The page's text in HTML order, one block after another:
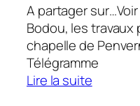
A partager
Bodou, les travaux
chapelle de
Télégramme
Lire la suite: